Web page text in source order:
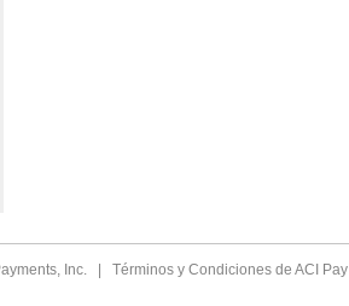
Inc.
Términos y Condiciones de ACI Pay